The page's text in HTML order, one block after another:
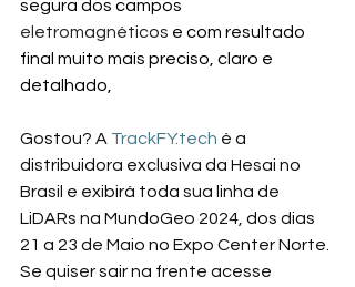
segura dos campos
eletromagnéticos e com resultado
final muito mais preciso, claro e
detalhado,
Gostou? A TrackFY.tech é a
distribuidora exclusiva da Hesai no
Brasil e exibirá toda sua linha de
LiDARs na MundoGeo 2024, dos dias
21 a 23 de Maio no Expo Center Norte.
Se quiser sair na frente acesse